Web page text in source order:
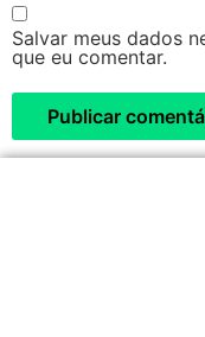
Salvar meus dados
que eu comentar.